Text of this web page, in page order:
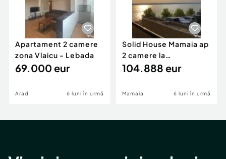
Apartament 2 camere
zona Vlaicu - Lebada
69.000 eur
Arad 6 luni în urmă
Solid House Mamaia ap
2 camere la
cheie,langa Mega
104.888 eur
Mamaia 6 luni în urmă